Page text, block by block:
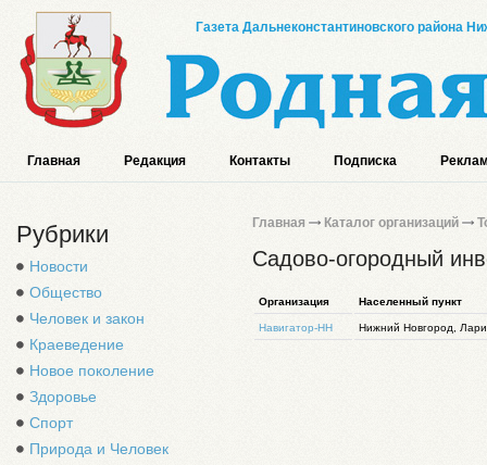
Газета Дальнеконстантиновского района
Главная Редакция Контакты Подписка
Рубрики
Новости
Общество
Человек и закон
Краеведение
Новое поколение
Здоровье
Спорт
Природа и Человек
Главная Каталог организаций
Садово-огородный
Организация Населенный пункт
Навигатор-НН Нижний Новгород,